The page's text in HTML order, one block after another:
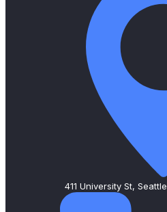
411 University St, Seattle